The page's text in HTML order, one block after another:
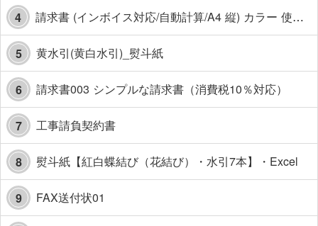
4 請求書 (インボイス対応/自動計算/A4 縦) カラー 使い方解説あり
5 黄水引(黄白水引)_熨斗紙
6 請求書003 シンプルな請求書（消費税10％対応）
7 工事請負契約書
8 熨斗紙【紅白蝶結び（花結び）・水引7本】・Excel
9 FAX送付状01